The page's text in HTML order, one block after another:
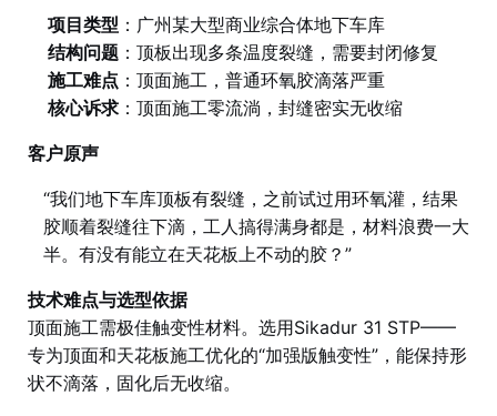
项目类型 ：广州某大型商业综合体地下车库
结构问题：顶板出现多条温度裂缝，需要封闭修复
施工难点 ：顶面施工，普通环氧胶滴落严重
核心诉求：顶面施工零流淌，封缝密实无收缩
客户原声
“我们地下车库顶板有裂缝，之前试过用环氧灌，结果
胶顺着裂缝往下滴，工人搞得满身都是，材料浪费一大
半。有没有能立在天花板上不动的胶？”
技术难点与选型依据
顶面施工需极佳触变性材料。选用Sikadur 31 STP——
专为顶面和天花板施工优化的“加强版触变性”，能保持形
状不滴落，固化后无收缩。